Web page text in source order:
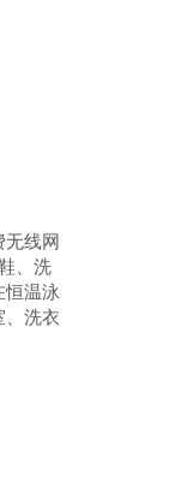
无线网
、洗
恒温泳
、洗衣